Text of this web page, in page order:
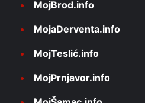
MojBrod.info
MojaDerventa.info
MojTeslić.info
MojPrnjavor.info